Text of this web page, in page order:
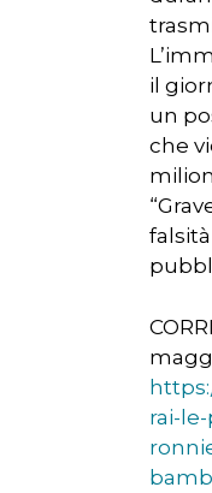
il
un
che
rai-